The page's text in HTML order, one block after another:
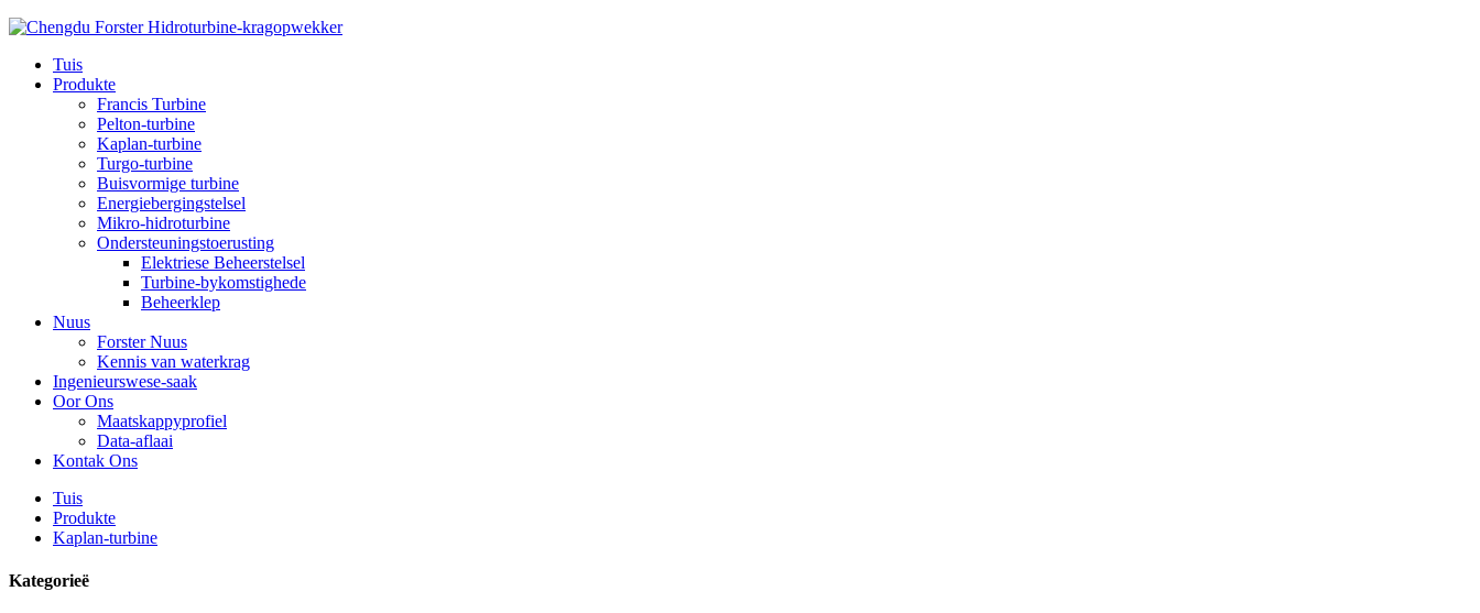
Tuis
Produkte
Francis Turbine
Pelton-turbine
Kaplan-turbine
Turgo-turbine
Buisvormige turbine
Energiebergingstelsel
Mikro-hidroturbine
Ondersteuningstoerusting
Elektriese Beheerstelsel
Turbine-bykomstighede
Beheerklep
Nuus
Forster Nuus
Kennis van waterkrag
Ingenieurswese-saak
Oor Ons
Maatskappyprofiel
Data-aflaai
Kontak Ons
Tuis
Produkte
Kaplan-turbine
Kategorieë